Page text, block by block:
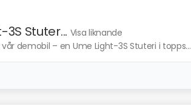
Stuter... Visa liknande
demobil – en Ume Light-3S Stuteri i topps...